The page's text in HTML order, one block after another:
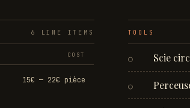
6 LINE ITEM S
COST
15€ — 22€ pièce
TOOLS
○ Scie
○